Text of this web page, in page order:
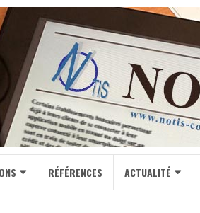
RÉFÉRENCES ACTUALITÉ